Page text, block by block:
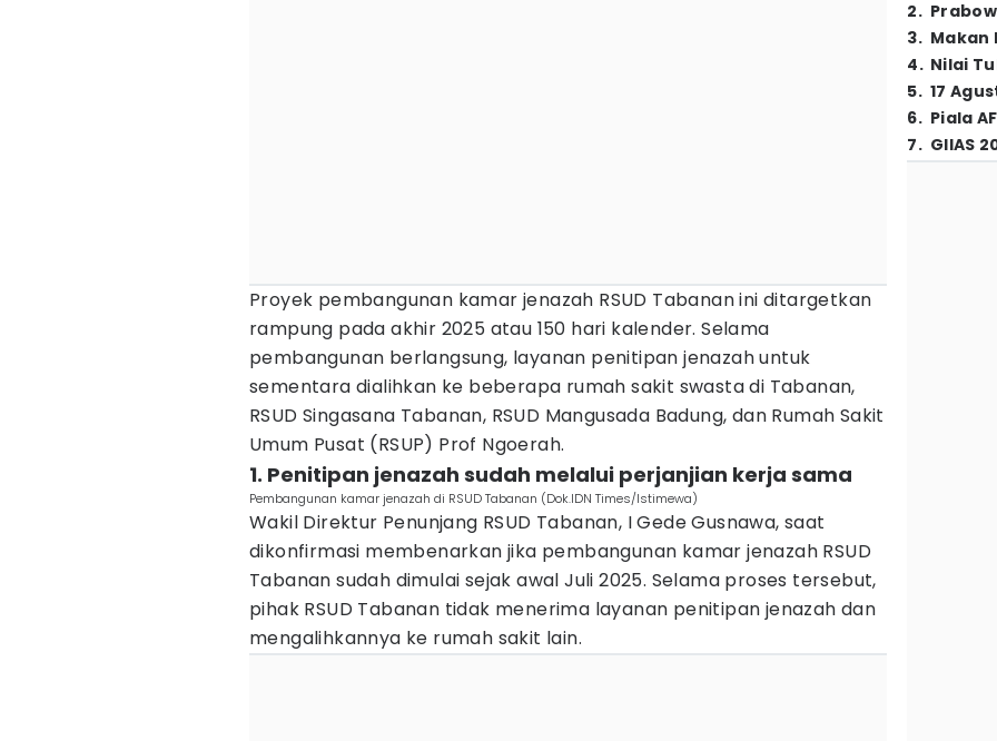
Proyek pembangunan kamar jenazah RSUD Tabanan ini ditargetkan
rampung pada akhir 2025 atau 150 hari kalender. Selama
pembangunan berlangsung, layanan penitipan jenazah untuk
sementara dialihkan ke beberapa rumah sakit swasta di Tabanan,
RSUD Singasana Tabanan, RSUD Mangusada Badung, dan Rumah Sakit
Umum Pusat (RSUP) Prof Ngoerah.
1. Penitipan jenazah sudah melalui perjanjian kerja sama
Pembangunan kamar jenazah di RSUD Tabanan (Dok.IDN Times/Istimewa)
Wakil Direktur Penunjang RSUD Tabanan, I Gede Gusnawa, saat
dikonfirmasi membenarkan jika pembangunan kamar jenazah RSUD
Tabanan sudah dimulai sejak awal Juli 2025. Selama proses tersebut,
pihak RSUD Tabanan tidak menerima layanan penitipan jenazah dan
mengalihkannya ke rumah sakit lain.
2.
3. Makan
4. Nilai
5. 17
6. Piala
7. GIIAS